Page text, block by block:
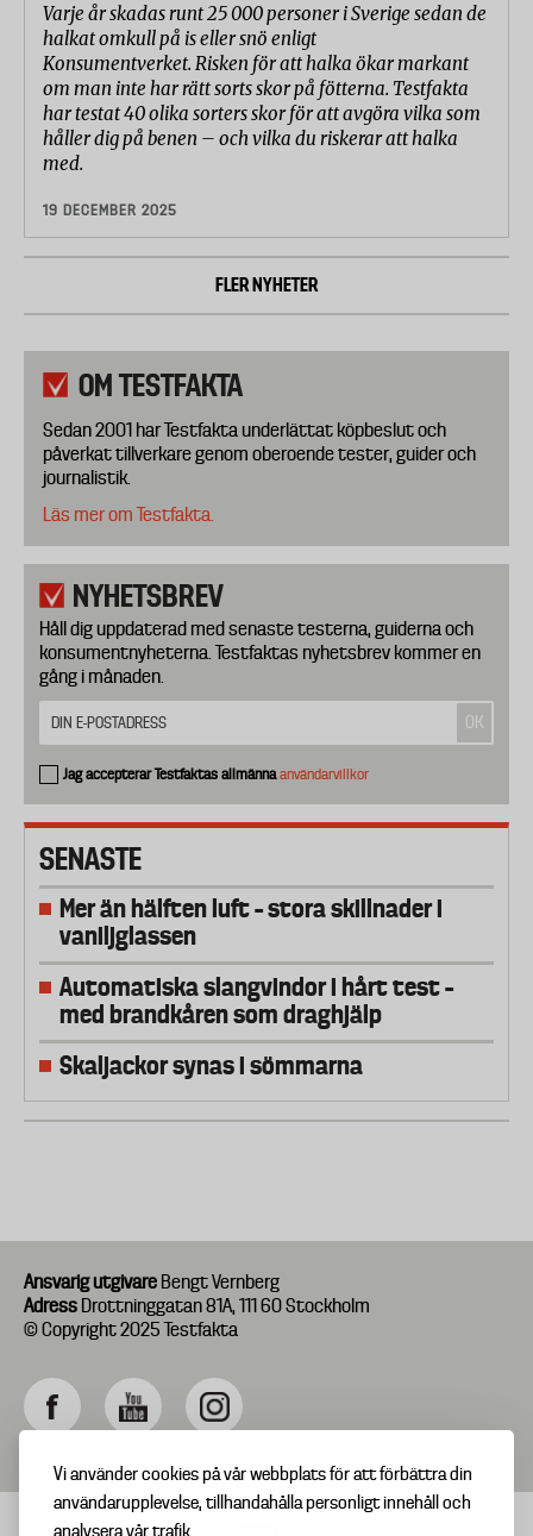
Vi använder cookies på vår webbplats för att förbättra din
användarupplevelse, tillhandahålla personligt innehåll och
analysera vår trafik.
Varje år skadas runt 25 000 personer i Sverige sedan de
halkat omkull på is eller snö enligt
Konsumentverket. Risken för att halka ökar markant
om man inte har rätt sorts skor på fötterna. Testfakta
har testat 40 olika sorters skor för att avgöra vilka som
håller dig på benen – och vilka du riskerar att halka
med.
19 DECEMBER 2025
FLER NYHETER
OM TESTFAKTA
Sedan 2001 har Testfakta underlättat köpbeslut och
påverkat tillverkare genom oberoende tester, guider och
journalistik.
Läs mer om Testfakta.
NYHETSBREV
Håll dig uppdaterad med senaste testerna, guiderna och
konsumentnyheterna. Testfaktas nyhetsbrev kommer en
gång i månaden.
Jag accepterar Testfaktas allmännaanvändarvillkor
SENASTE
Mer än hälften luft – stora skillnader i
vaniljglassen
Automatiska slangvindor i hårt test –
med brandkåren som draghjälp
Skaljackor synas i sömmarna
Ansvarig utgivare Bengt Vernberg
Adress Drottninggatan 81A, 111 60 Stockholm
© Copyright 2025 Testfakta